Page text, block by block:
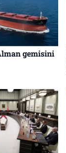
gemisini